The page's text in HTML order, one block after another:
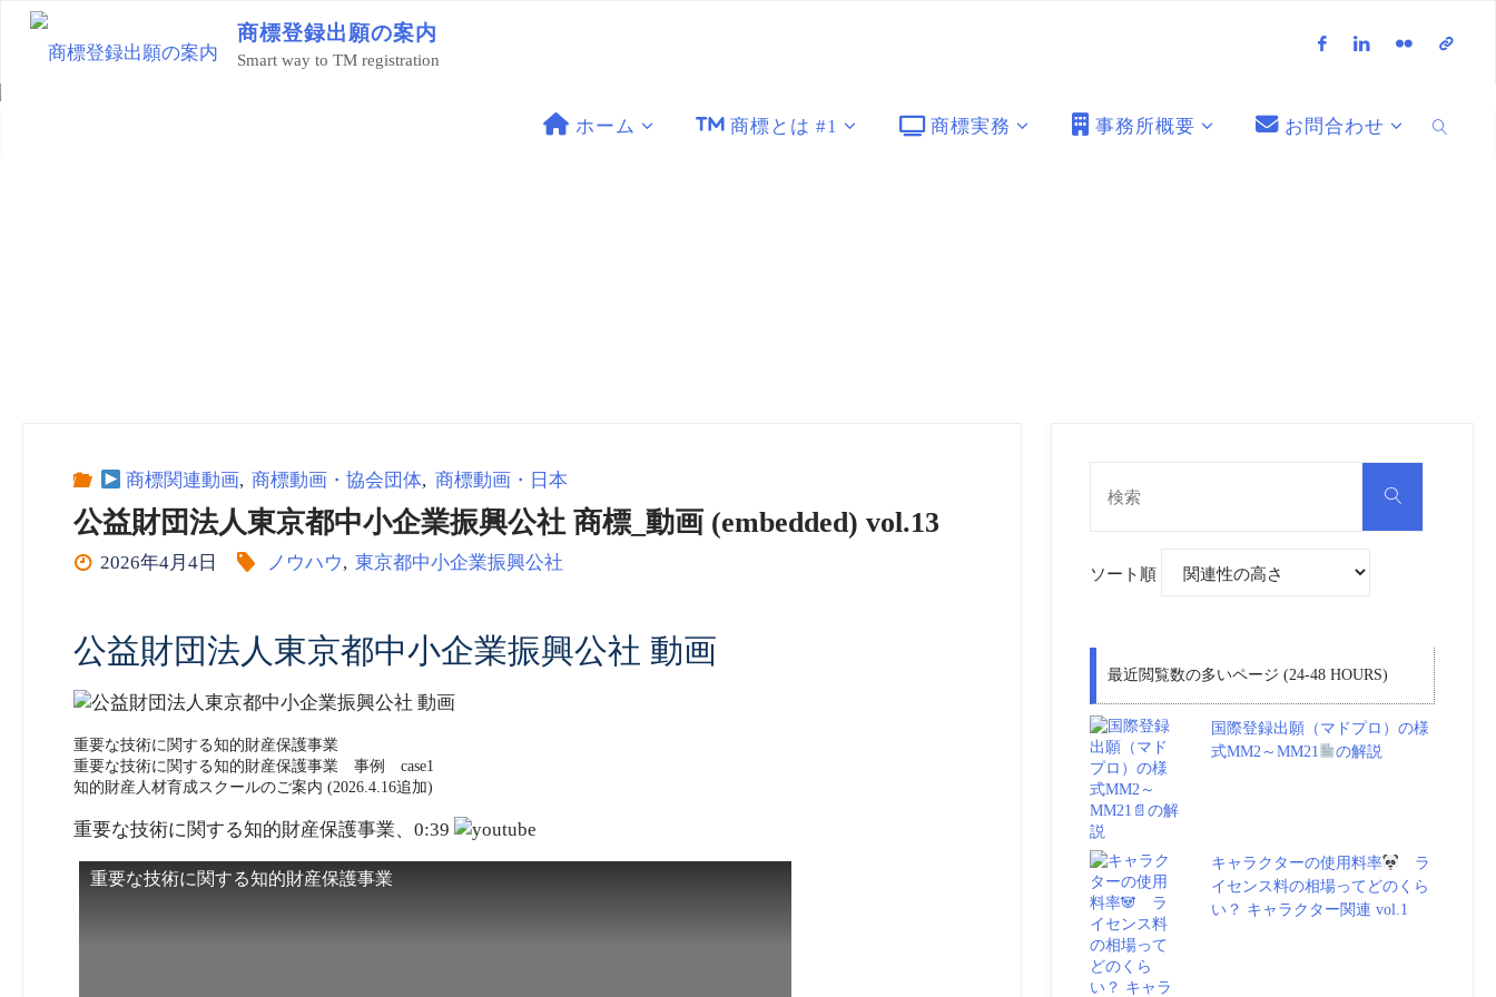
ン
商標登録出願の案内
Smart way to TM registration
ホーム 商標とは #1 商標実務 事務所概要 お問合わせ
公益財団法人東京都中小企業振興公社 商標_動画 (embedded) vol.13
商標関連動画, 商標動画・協会団体, 商標動画・日本
公益財団法人東京都中小企業振興公社 商標_動画 (embedded) vol.13
2026年4月4日 ノウハウ, 東京都中小企業振興公社
公益財団法人東京都中小企業振興公社 動画
重要な技術に関する知的財産保護事業
重要な技術に関する知的財産保護事業 事例 case1
知的財産人材育成スクールのご案内 (2026.4.16追加)
重要な技術に関する知的財産保護事業、0:39
重要な技術に関する知的財産保護事業
検
ソート順
最近閲覧数の多いページ (24-48 HOURS)
国際登録出願（マドプロ）の様
式MM2～MM21
の解説
キャラクターの使用料率
ラ
イセンス料の相場ってどのくら
い？ キャラクター関連 vol.1